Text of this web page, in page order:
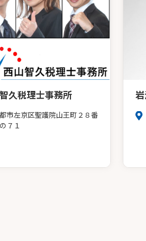
久税理士事務所
市左京区聖護院山王町２８番
７１